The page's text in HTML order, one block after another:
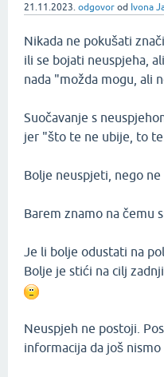
21.11.2023. odgovor od Ivona
Nikada ne pokušati
ili se bojati neuspjeha,
nada "možda mogu, ali
Suočavanje s
jer "što te ne ubije, to te
Bolje neuspjeti, nego ne
Barem znamo na čemu
Je li bolje odustati na
Bolje je stići na cilj
Neuspjeh ne postoji.
informacija da još nismo